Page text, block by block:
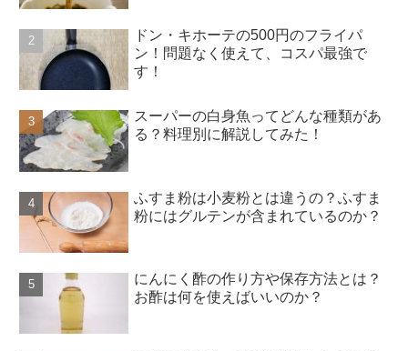
ドン・キホーテの500円のフライパ
ン！問題なく使えて、コスパ最強で
す！
スーパーの白身魚ってどんな種類があ
る？料理別に解説してみた！
ふすま粉は小麦粉とは違うの？ふすま
粉にはグルテンが含まれているのか？
にんにく酢の作り方や保存方法とは？
お酢は何を使えばいいのか？